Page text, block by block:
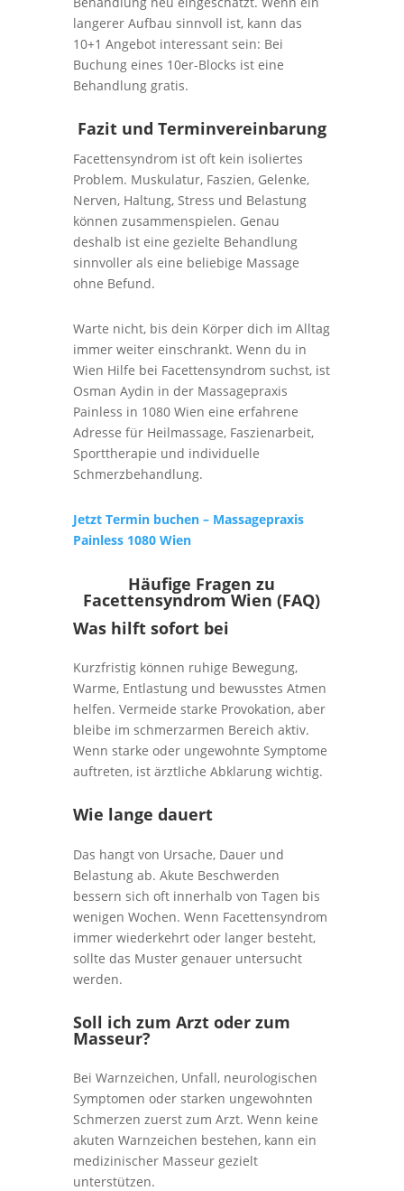
langerer Aufbau sinnvoll ist, kann das
10+1 Angebot interessant sein: Bei
Buchung eines 10er-Blocks ist eine
Behandlung gratis.
Fazit und Terminvereinbarung
Facettensyndrom ist oft kein isoliertes
Problem. Muskulatur, Faszien, Gelenke,
Nerven, Haltung, Stress und Belastung
können zusammenspielen. Genau
deshalb ist eine gezielte Behandlung
sinnvoller als eine beliebige Massage
ohne Befund.
Warte nicht, bis dein Körper dich im Alltag
immer weiter einschrankt. Wenn du in
Wien Hilfe bei Facettensyndrom suchst, ist
Osman Aydin in der Massagepraxis
Painless in 1080 Wien eine erfahrene
Adresse für Heilmassage, Faszienarbeit,
Sporttherapie und individuelle
Schmerzbehandlung.
Jetzt Termin buchen – Massagepraxis
Painless 1080 Wien
Häufige Fragen zu
Facettensyndrom Wien (FAQ)
Was hilft sofort bei
Kurzfristig können ruhige Bewegung,
Warme, Entlastung und bewusstes Atmen
helfen. Vermeide starke Provokation, aber
bleibe im schmerzarmen Bereich aktiv.
Wenn starke oder ungewohnte Symptome
auftreten, ist ärztliche Abklarung wichtig.
Wie lange dauert
Das hangt von Ursache, Dauer und
Belastung ab. Akute Beschwerden
bessern sich oft innerhalb von Tagen bis
wenigen Wochen. Wenn Facettensyndrom
immer wiederkehrt oder langer besteht,
sollte das Muster genauer untersucht
werden.
Soll ich zum Arzt oder zum
Masseur?
Bei Warnzeichen, Unfall, neurologischen
Symptomen oder starken ungewohnten
Schmerzen zuerst zum Arzt. Wenn keine
akuten Warnzeichen bestehen, kann ein
medizinischer Masseur gezielt
unterstützen.